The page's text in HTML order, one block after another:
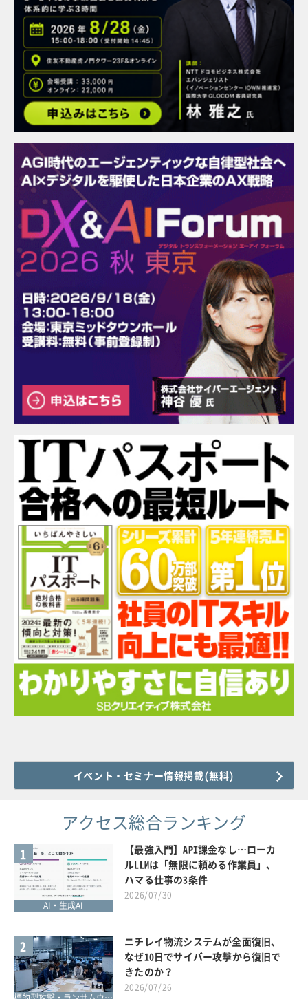
イベント・セミナー情報掲載(無料)
アクセス総合ランキング
1
AI・生成AI
【最強入門】API課金なし…ローカ
ルLLMは「無限に頼める作業員」、
ハマる仕事の3条件
2026/07/30
2
ニチレイ物流システムが全面復旧、
なぜ10日でサイバー攻撃から復旧で
きたのか？
2026/07/26